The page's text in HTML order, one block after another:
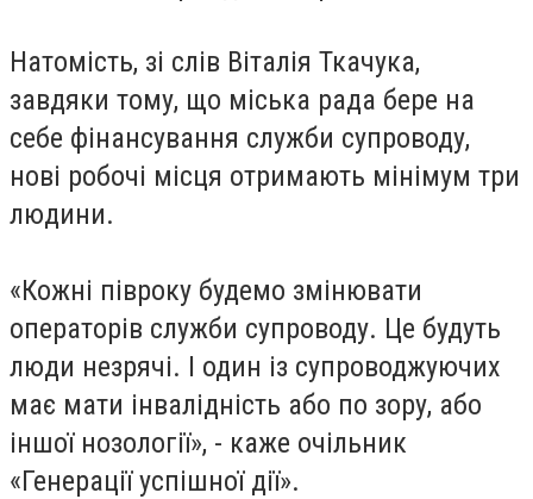
Натомість, зі слів Віталія Ткачука,
завдяки тому, що міська рада бере на
себе фінансування служби супроводу,
нові робочі місця отримають мінімум три
людини.
«Кожні півроку будемо змінювати
операторів служби супроводу. Це будуть
люди незрячі. І один із супроводжуючих
має мати інвалідність або по зору, або
іншої нозології», - каже очільник
«Генерації успішної дії».